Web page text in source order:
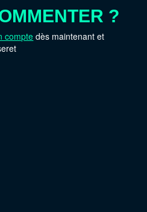
?
compte dès maintenant et